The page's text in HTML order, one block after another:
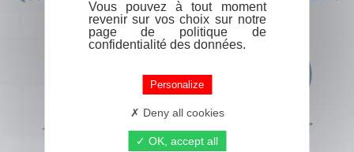
+33 (0) 1 44 41 29 19 CONTACT
Vous pouvez à tout moment
revenir sur vos choix sur notre
page de politique de
confidentialité des données.
Personalize
Deny all cookies
OK, accept all